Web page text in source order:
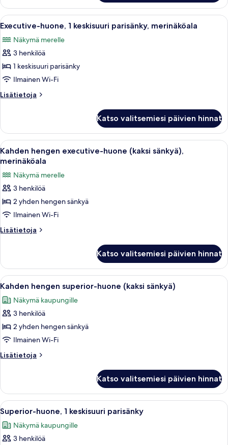
1
keskisuuri
parisänky
Avaa
kaikki
huonetyypin
Executive-
huone,
1
keskisuuri
parisänky,
kuvat
Hotellihuone, jossa on sänky,
5
Executive-huone, 1 keskisuuri parisänky, merinäköala
Näkymä merelle
3 henkilöä
1 keskisuuri parisänky
Ilmainen Wi-Fi
Lisätietoja
Lisätietoja
1
keskisuuri
parisänky,
merinäköala
Katso valitsemiesi päivien hinnat
Avaa
kaikki
Kahden
hengen
executive-
huone
(kaksi
kuvat
Hotellihuoneessa on kaksi sänkyä,
4
Kahden hengen executive-huone (kaksi sänkyä),
merinäköala
Näkymä merelle
3 henkilöä
2 yhden hengen sänkyä
Ilmainen Wi-Fi
Lisätietoja
Lisätietoja
executive-
huone
(kaksi
merinäköala
Katso valitsemiesi päivien hinnat
Avaa
kaikki
huonetyypin
Kahden
hengen
superior-
huone
(kaksi
kuvat
Hotellihuoneessa on kaksi sänkyä,
4
Kahden hengen superior-huone (kaksi sänkyä)
Näkymä kaupungille
3 henkilöä
2 yhden hengen sänkyä
Ilmainen Wi-Fi
Lisätietoja
Lisätietoja
superior-
huone
(kaksi
sänkyä)
Katso valitsemiesi päivien hinnat
Avaa
kaikki
huonetyypin
Superior-
Hotellihuone, jossa on suuri sänky,
5
Superior-huone, 1 keskisuuri parisänky
Näkymä kaupungille
3 henkilöä